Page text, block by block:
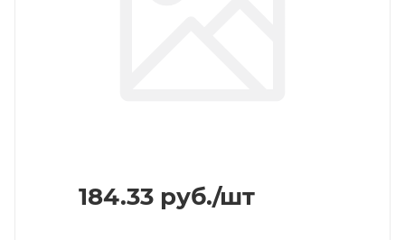
184.33 руб./шт